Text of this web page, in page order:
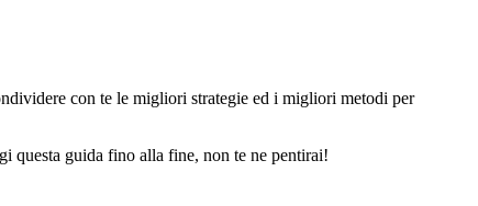
con te le migliori strategie ed i migliori metodi per
questa guida fino alla fine, non te ne pentirai!